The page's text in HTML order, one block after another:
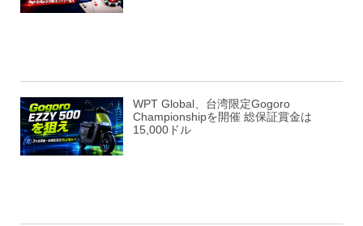
WPT Global、台湾限定Gogoro
Championshipを開催 総保証賞金は
15,000ドル